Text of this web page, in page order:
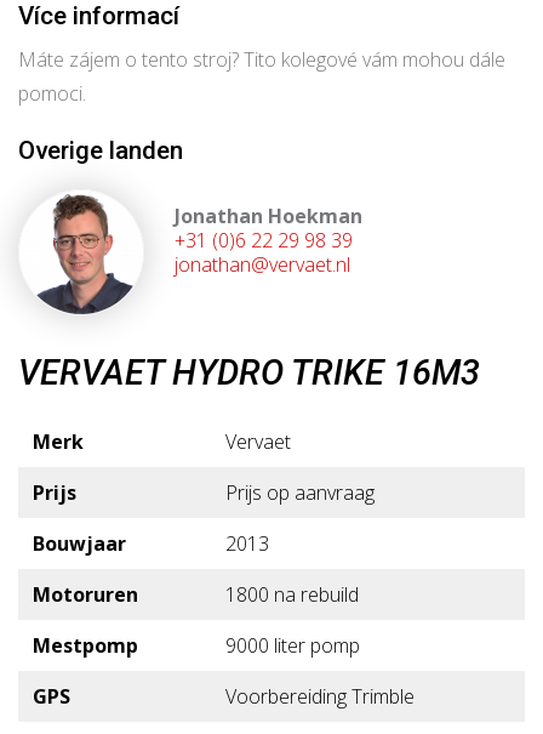
Více informací
Máte zájem o tento stroj? Tito kolegové vám mohou dále
pomoci.
Overige landen
Jonathan Hoekman
+31 (0)6 22 29 98 39
jonathan@vervaet.nl
VERVAET HYDRO TRIKE 16M3
Merk
Vervaet
Prijs
Prijs op aanvraag
Bouwjaar
2013
Motoruren
1800 na rebuild
Mestpomp
9000 liter pomp
GPS
Voorbereiding Trimble